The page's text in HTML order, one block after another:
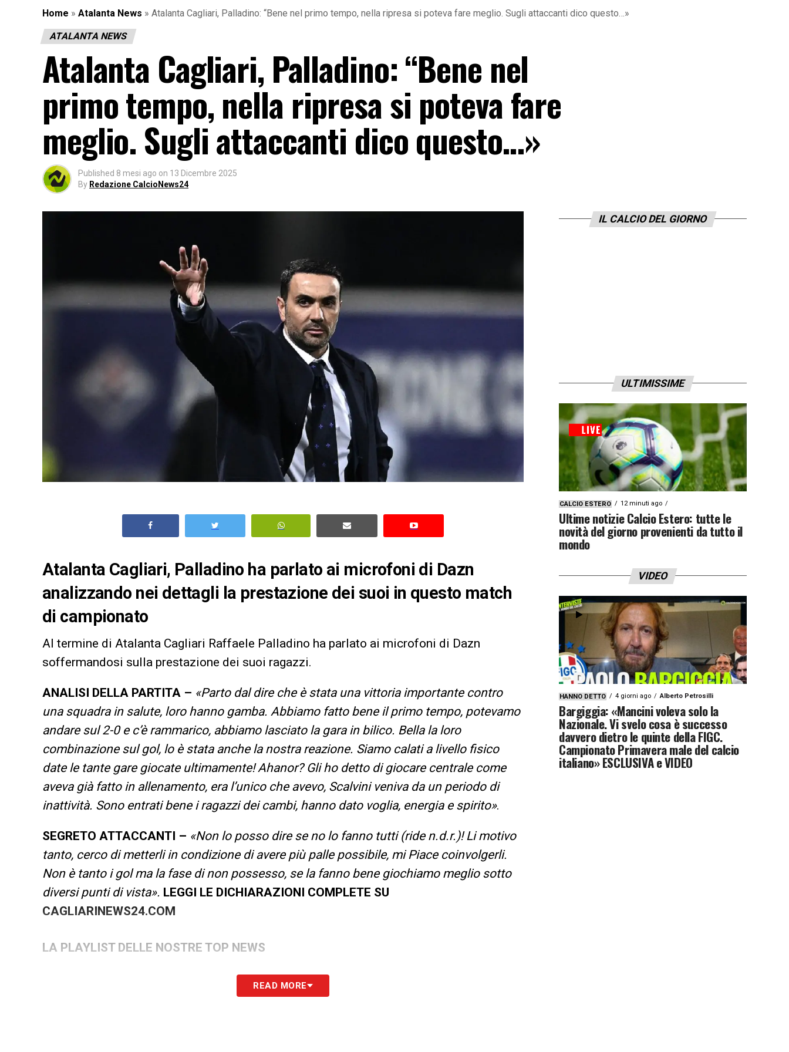
Home » Atalanta News » Atalanta Cagliari, Palladino: “Bene nel primo tempo, nella ripresa si poteva fare meglio. Sugli attaccanti dico questo…»
ATALANTA NEWS
Atalanta Cagliari, Palladino: “Bene nel
primo tempo, nella ripresa si poteva fare
meglio. Sugli attaccanti dico questo…»
Published 8 mesi ago on 13 Dicembre 2025
By Redazione CalcioNews24
Atalanta Cagliari, Palladino ha parlato ai microfoni di Dazn
analizzando nei dettagli la prestazione dei suoi in questo match
di campionato
Al termine di Atalanta Cagliari Raffaele Palladino ha parlato ai microfoni di Dazn
soffermandosi sulla prestazione dei suoi ragazzi.
ANALISI DELLA PARTITA – «Parto dal dire che è stata una vittoria importante contro
una squadra in salute, loro hanno gamba. Abbiamo fatto bene il primo tempo, potevamo
andare sul 2-0 e c’è rammarico, abbiamo lasciato la gara in bilico. Bella la loro
combinazione sul gol, lo è stata anche la nostra reazione. Siamo calati a livello fisico
date le tante gare giocate ultimamente! Ahanor? Gli ho detto di giocare centrale come
aveva già fatto in allenamento, era l’unico che avevo, Scalvini veniva da un periodo di
inattività. Sono entrati bene i ragazzi dei cambi, hanno dato voglia, energia e spirito».
SEGRETO ATTACCANTI – «Non lo posso dire se no lo fanno tutti (ride n.d.r.)! Li motivo
tanto, cerco di metterli in condizione di avere più palle possibile, mi Piace coinvolgerli.
Non è tanto i gol ma la fase di non possesso, se la fanno bene giochiamo meglio sotto
diversi punti di vista». LEGGI LE DICHIARAZIONI COMPLETE SU
CAGLIARINEWS24.COM
LA PLAYLIST DELLE NOSTRE TOP NEWS
READ MORE
IL CALCIO DEL GIORNO
ULTIMISSIME
CALCIO ESTERO 12 minuti ago
Ultime notizie Calcio Estero: tutte le
novità del giorno provenienti da tutto il
mondo
VIDEO
HANNO DETTO 4 giorni ago Alberto Petrosilli
Bargiggia: «Mancini voleva solo la
Nazionale. Vi svelo cosa è successo
davvero dietro le quinte della FIGC.
Campionato Primavera male del calcio
italiano» ESCLUSIVA e VIDEO